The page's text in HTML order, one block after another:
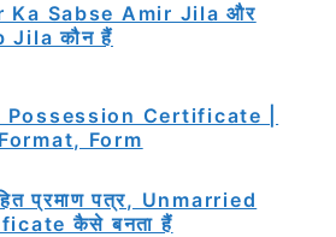
Ka Sabse Amir Jila और
Jila कौन हैं
Possession Certificate |
Form
प्रमाण पत्र, Unmarried
कैसे बनता हैं